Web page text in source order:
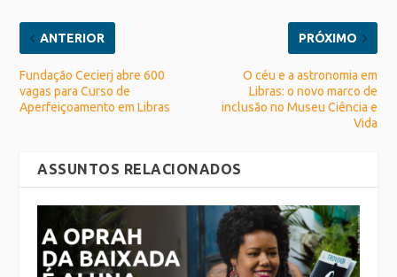
ANTERIOR
Fundação Cecierj abre 600
vagas para Curso de
Aperfeiçoamento em Libras
PRÓXIMO
O céu e a astronomia em
Libras: o novo marco de
inclusão no Museu Ciência e
Vida
ASSUNTOS RELACIONADOS